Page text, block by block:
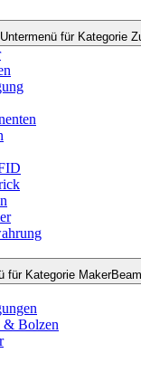
Untermenü für Kategorie
für Kategorie
& Bolzen